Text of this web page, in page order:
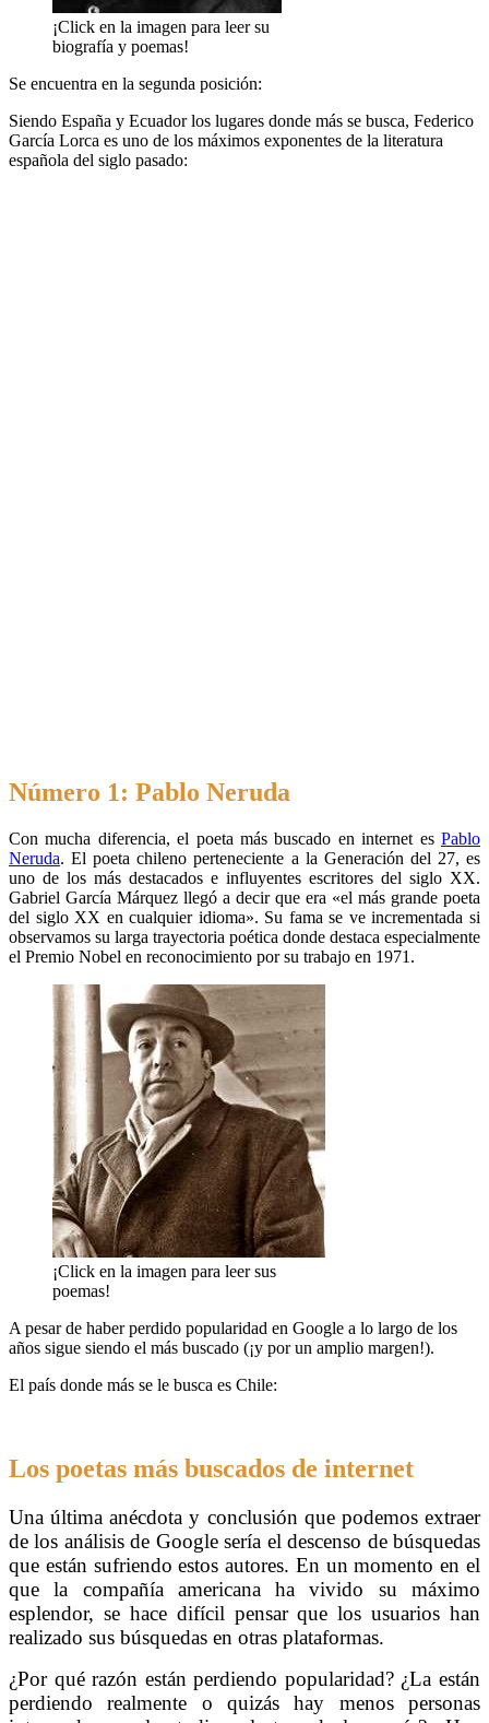
¡Click en la imagen para leer su
biografía y poemas!
Se encuentra en la segunda posición:
Siendo España y Ecuador los lugares donde más se busca, Federico
García Lorca es uno de los máximos exponentes de la literatura
española del siglo pasado:
Número 1: Pablo Neruda
Con mucha diferencia, el poeta más buscado en internet es Pablo
Neruda. El poeta chileno perteneciente a la Generación del 27, es
uno de los más destacados e influyentes escritores del siglo XX.
Gabriel García Márquez llegó a decir que era «el más grande poeta
del siglo XX en cualquier idioma». Su fama se ve incrementada si
observamos su larga trayectoria poética donde destaca especialmente
el Premio Nobel en reconocimiento por su trabajo en 1971.
¡Click en la imagen para leer sus
poemas!
A pesar de haber perdido popularidad en Google a lo largo de los
años sigue siendo el más buscado (¡y por un amplio margen!).
El país donde más se le busca es Chile:
Los poetas más buscados de internet
Una última anécdota y conclusión que podemos extraer
de los análisis de Google sería el descenso de búsquedas
que están sufriendo estos autores. En un momento en el
que la compañía americana ha vivido su máximo
esplendor, se hace difícil pensar que los usuarios han
realizado sus búsquedas en otras plataformas.
¿Por qué razón están perdiendo popularidad? ¿La están
perdiendo realmente o quizás hay menos personas